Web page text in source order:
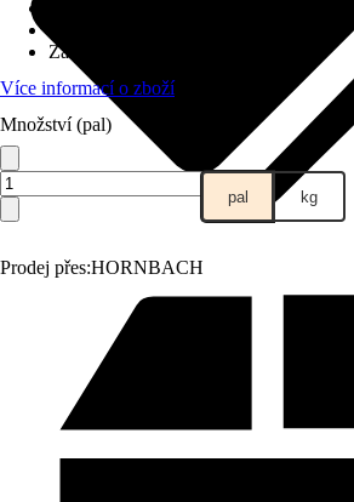
Prodej přes:HORNBACH
Záloha
Více informací o zboží
Množství (pal)
pal kg